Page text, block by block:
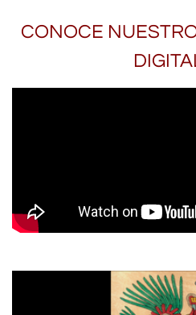
CONOCE